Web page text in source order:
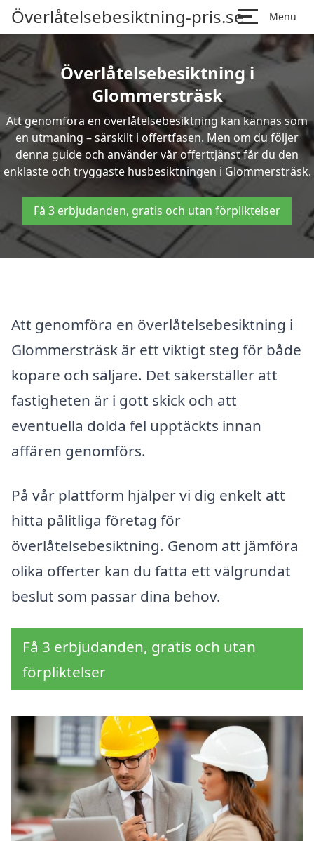
Överlåtelsebesiktning-pris.se Menu
Överlåtelsebesiktning i
Glommersträsk
Att genomföra en överlåtelsebesiktning kan kännas som
en utmaning – särskilt i offertfasen. Men om du följer
denna guide och använder vår offerttjänst får du den
enklaste och tryggaste husbesiktningen i Glommersträsk.
Få 3 erbjudanden, gratis och utan förpliktelser
Att genomföra en överlåtelsebesiktning i
Glommersträsk är ett viktigt steg för både
köpare och säljare. Det säkerställer att
fastigheten är i gott skick och att
eventuella dolda fel upptäckts innan
affären genomförs.
På vår plattform hjälper vi dig enkelt att
hitta pålitliga företag för
överlåtelsebesiktning. Genom att jämföra
olika offerter kan du fatta ett välgrundat
beslut som passar dina behov.
Få 3 erbjudanden, gratis och utan
förpliktelser